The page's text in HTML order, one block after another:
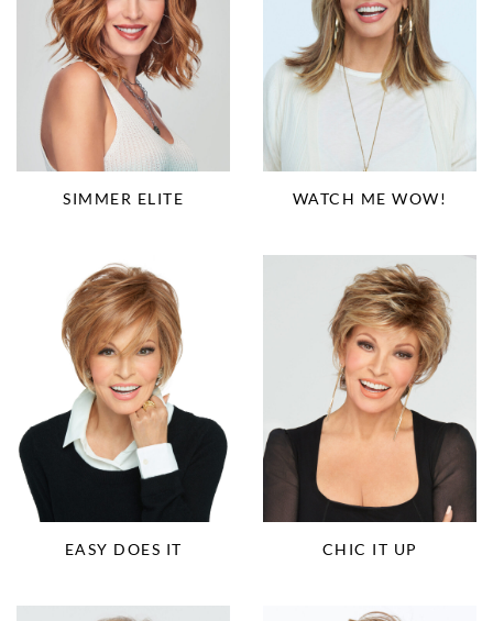
SIMMER ELITE WATCH ME WOW!
EASY DOES IT CHIC IT UP